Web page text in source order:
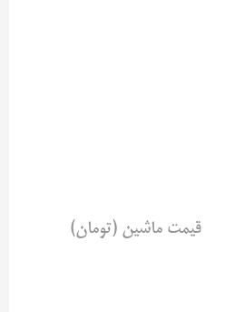
قیمت ماشین (تومان)